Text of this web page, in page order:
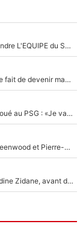
Raymond Domenech a posé ses conditions pour rejoindre L'EQUIPE du Soir : Il refuse de faire l'émission avec un autre chroniqueur !
«C’est l'une des choses qui me fait le plus peur dans le fait de devenir maman» : En couple avec Antoine Dupont, Iris Mittenaere s'inquiète déjà pour ses futurs enfants !
Le transfert de Maghnes Akliouche menace Désiré Doué au PSG : «Je valide à 200%»
«La porte est ouverte pour tout le monde» : Mason Greenwood et Pierre-Emerick Aubameyang ont quitté l'OM, Amine Gouiri balance sur la suite du mercato et sur la réaction du vestiaire !
«Ça pue du c*l» : Quand Yannick Noah a clashé Zinedine Zidane, avant de se faire recadrer par le nouveau sélectionneur de l'équipe de France !